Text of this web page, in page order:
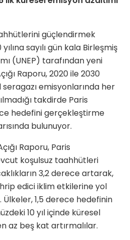
güçlendirmek
sayılı gün kala Birleşmiş
(UNEP) tarafından yeni
Raporu, 2020 ile 2030
seragazı emisyonlarında her
takdirde Paris
hedefini gerçekleştirme
bulunuyor.
Raporu, Paris
koşulsuz taahhütleri
3,2 derece artarak,
edici iklim etkilerine yol
Ülkeler, 1,5 derece hedefinin
10 yıl içinde küresel
az beş kat artırmalılar.